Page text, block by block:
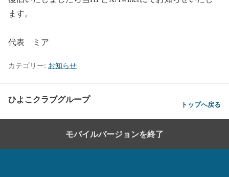
ます。
代表 ミア
カテゴリー: お知らせ
ひよこクラブグループ トップへ戻る
モバイルバージョンを終了